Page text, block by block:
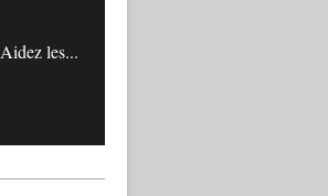
Aidez les...